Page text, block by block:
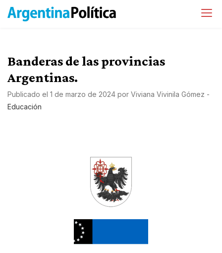
Banderas de las provincias
Argentinas.
Publicado el 1 de marzo de 2024 por Viviana Vivinila Gómez -
Educación